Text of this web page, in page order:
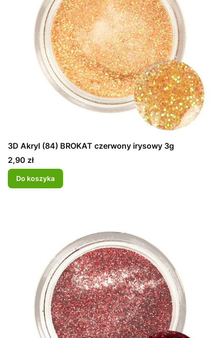
3D Akryl (84) BROKAT czerwony irysowy 3g
Cena
2,90 zł
Do koszyka